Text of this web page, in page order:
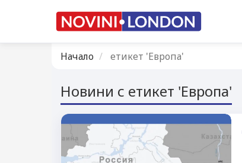
Начало етикет 'Европа'
Новини с етикет 'Европа'